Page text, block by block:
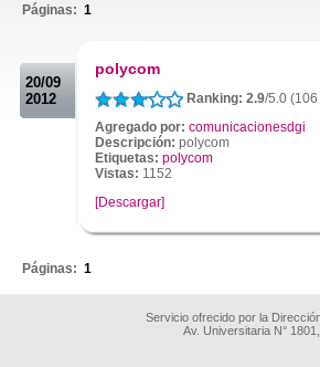
Páginas: 1
20/09
2012
polycom
Ranking: 2.9/5.0
Agregado por: comunicacionesdgi
Descripción: polycom
Etiquetas: polycom
Vistas: 1152
[Descargar]
Páginas: 1
Servicio ofrecido por la
Av. Universitaria N°